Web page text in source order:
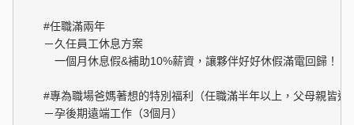
#任職滿兩年
－久任員工休息方案
一個月休息假&補助10%薪資，讓夥伴好好休假滿電回歸！
#專為職場爸媽著想的特別福利（任職滿半年以上，父母親皆適
－孕後期遠端工作（3個月）